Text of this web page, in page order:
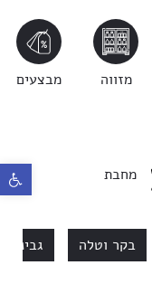
פתח
מזווה מבצעים
מחבת
בקר וטלה גבינות